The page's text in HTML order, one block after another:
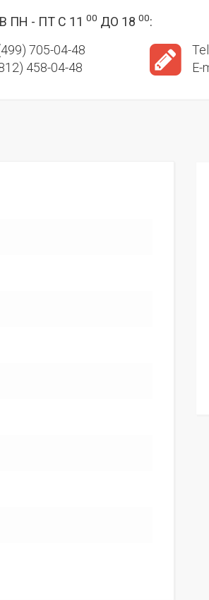
ПН - ПТ С 11 00 ДО 18 00:
705-04-48
458-04-48
E-